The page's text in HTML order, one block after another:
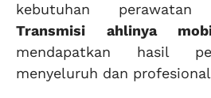
kebutuhan
Transmisi ahlinya
mendapatkan hasil
menyeluruh dan